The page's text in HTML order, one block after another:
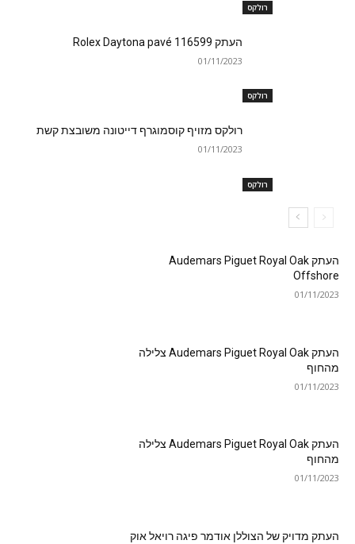
רולקס
רולקס
העתק Rolex Daytona pavé 116599
01/11/2023
רולקס
רולקס מזויף קוסמוגרף דייטונה משובצת קשת
01/11/2023
העתק Audemars Piguet Royal Oak
Offshore
01/11/2023
העתק Audemars Piguet Royal Oak צלילה
מהחוף
01/11/2023
העתק Audemars Piguet Royal Oak צלילה
מהחוף
01/11/2023
העתק מדויק של הצוללן אודמר פיגה רויאל אוק